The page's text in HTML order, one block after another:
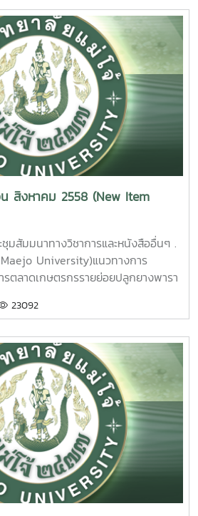
on Antioxidant Activities of
]. Wichittra Daengprok
2015.
ารนำเศษวัสดุจากการตัดแต่งกิ่งลำไย
ศรีกัลยานุกูล รายงานผลการวิจัย
หน้า. เลขเรียกหนังสือ 2558 / 36
of longan tree trimming
productionerms
Maejo University. 2015. 6.
ริเวณรอบพื้นที่ป่าอนุรักษ์มหาวิทยาลัย
ดีรายงานผลการวิจัยมหาวิทยาลัยแม่
รียกหนังสือ 2558 / 37
Index around Forest
University Phrae Campus, Phrae
Maejo University. 2015.
การทำเกษตรอินทรีย์ของเกษตรกรใน
สันทราย จังหวัดเชียงใหม่ วีร์ พวง
จัยมหาวิทยาลัยแม่โจ้ 99 หน้าเลข
Factors Determenant the
In Tambon MaeFag Sansai
.Wee Poungperksuk Maejo
2015.
ารเต
สบายได้ด้วยแสง ธวัฒน์ สร้อยทอง
ทยาลัยแม่โจ้ 48 หน้า. เลขเรียก
of photo-degradable
Tawat Soltong Maejo University.
Agricultural Practice. Phahol
University. 2015. 2.การ
ายย่อยปลูกยางพาราในภาคเหนือ
ายงานผลการวิจัยมหาวิทยาลัยแม่โจ้
รียกหนังสือ 2558 /31
of Smallholder
Thailand . Nakarate
University. 2015. 3. การ
โมเนียที่เป็นพาจากโรงงาน
นเซอร์ที่ประดิษฐ์จากอนุภาคนาโนเฟอริ
ยา ตาแม่ก๋ง รายงานผลการวิจัย
า. เลขเรียกหนังสือ 2558 /32
of
agro Industry with Sensors
Nanoparticles at low
tamaeklong Maejo University.
วยแพทตินัมจากการสังเคราะห์โดยวิธี
กหนังสือ 2558 / 33
of Environmentally
on Hydrothermaly . Synthesis of
Oxide Films. Viruntachar
2015.5. หัวเรื่องภาษาไทยเปรียบ
กฤษของห้องสมุดรัฐสภาอเมริกัน :
ลักและคำศัพท์สัมพันธ์แคบกว่าในระดับ
งกุล รายงานผลการวิจัยมหาวิทยาลัยแม่
ขเรียกหนังสือ 2558 / 34
สิงหาคม 2558 (New Item
มสัมมนาทางวิชาการและหนังสืออื่นๆ .
University)แนวทางการ
ตลาดเกษตรกรรายย่อยปลูกยางพารา
า. เลขเรียกหนังสือ 2558 / ช46.
Rubber Farms in
Nakdontree Maejo
2015.
ธศาสตร์
บลแม่แฝก อำเภอสันทราย จังหวัด
แก้ว รายงานผลการวิจัยมหาวิทยาลัย
ลขเรียกหนังสือ 2558 / 23
of Maefaek Sub-
Chiang Mai
Sangkaew Maejo University.
23092